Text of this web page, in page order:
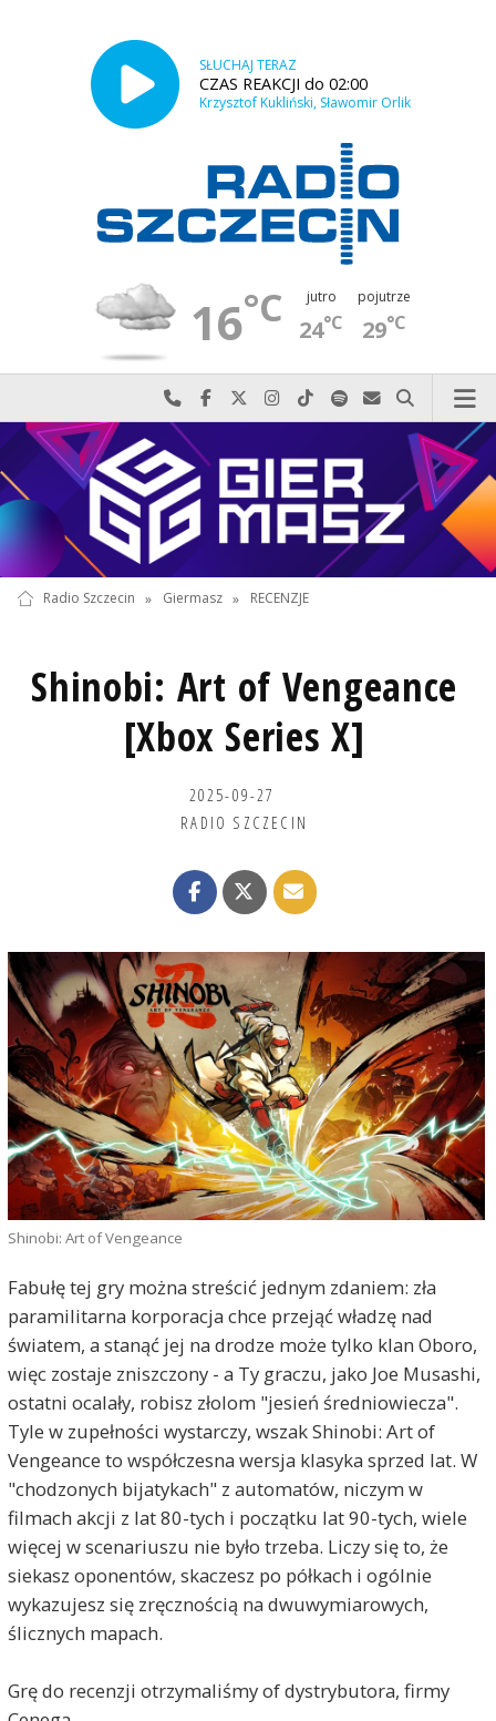
SŁUCHAJ TERAZ
CZAS REAKCJI do 02:00
Krzysztof Kukliński, Sławomir Orlik
16°C jutro
24°C
pojutrze
29°C
Najlepiej po prostu do nas zadzwoń
Odwiedź nas na Facebook-u
Odwiedź nas na X
Odwiedź nas na Instagram-ie
Odwiedź nas na TikTok-u
Szukaj nas na Spotify
Wyślij do nas
Szukaj
Radio Szczecin » Giermasz » RECENZJE
Shinobi: Art of Vengeance
[Xbox Series X]
2025-09-27
RADIO SZCZECIN
Shinobi: Art of Vengeance
Fabułę tej gry można streścić jednym zdaniem: zła
paramilitarna korporacja chce przejąć władzę nad
światem, a stanąć jej na drodze może tylko klan Oboro,
więc zostaje zniszczony - a Ty graczu, jako Joe Musashi,
ostatni ocalały, robisz złolom "jesień średniowiecza".
Tyle w zupełności wystarczy, wszak Shinobi: Art of
Vengeance to współczesna wersja klasyka sprzed lat. W
"chodzonych bijatykach" z automatów, niczym w
filmach akcji z lat 80-tych i początku lat 90-tych, wiele
więcej w scenariuszu nie było trzeba. Liczy się to, że
siekasz oponentów, skaczesz po półkach i ogólnie
wykazujesz się zręcznością na dwuwymiarowych,
ślicznych mapach.
Grę do recenzji otrzymaliśmy of dystrybutora, firmy